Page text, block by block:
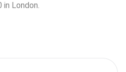
London.